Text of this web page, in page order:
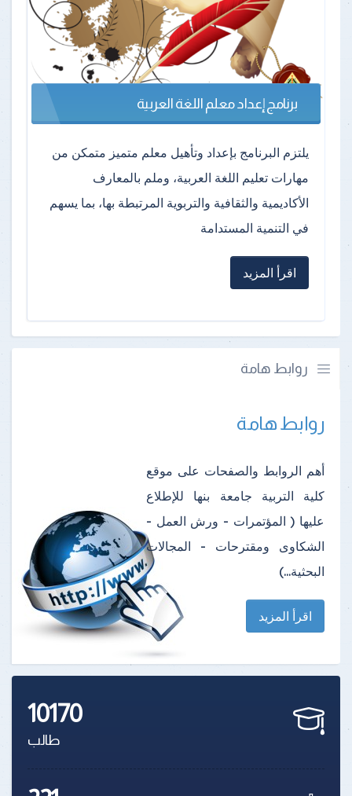
برنامج إعداد معلم اللغة العربية
يلتزم البرنامج بإعداد وتأهيل معلم متميز متمكن من
مهارات تعليم اللغة العربية، وملم بالمعارف
الأكاديمية والثقافية والتربوية المرتبطة بها، بما يسهم
في التنمية المستدامة
اقرأ المزيد
روابط هامة
روابط هامة
أهم الروابط والصفحات على موقع
كلية التربية جامعة بنها للإطلاع
عليها ( المؤتمرات - ورش العمل -
الشكاوى ومقترحات - المجالات
البحثية...)
اقرأ المزيد
10170
طالب